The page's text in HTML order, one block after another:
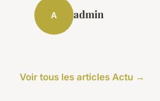
A admin
Voir tous les articles Actu →